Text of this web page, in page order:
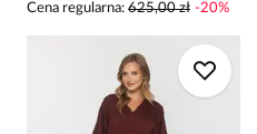
Cena regularna: 625,00 zł -20%